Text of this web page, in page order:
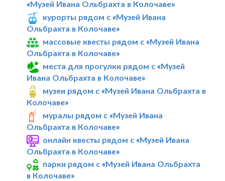
«Музей Ивана Ольбрахта в Колочаве»
курорты рядом с «Музей Ивана
Ольбрахта в Колочаве»
массовые квесты рядом с «Музей Ивана
Ольбрахта в Колочаве»
места для прогулки рядом с «Музей
Ивана Ольбрахта в Колочаве»
музеи рядом с «Музей Ивана Ольбрахта в
Колочаве»
муралы рядом с «Музей Ивана
Ольбрахта в Колочаве»
онлайн квесты рядом с «Музей Ивана
Ольбрахта в Колочаве»
парки рядом с «Музей Ивана Ольбрахта
в Колочаве»